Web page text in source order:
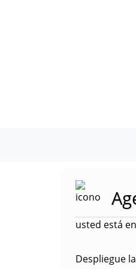
usted está
Despliegue